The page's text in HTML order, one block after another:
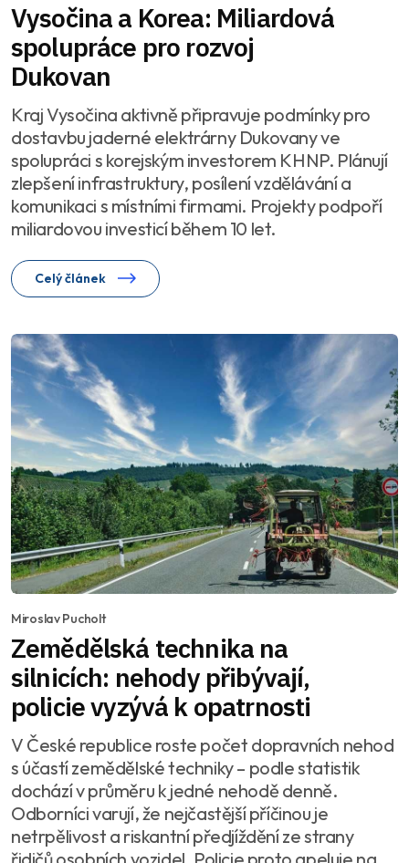
Vysočina a Korea: Miliardová
spolupráce pro rozvoj
Dukovan
Kraj Vysočina aktivně připravuje podmínky pro
dostavbu jaderné elektrárny Dukovany ve
spolupráci s korejským investorem KHNP. Plánují
zlepšení infrastruktury, posílení vzdělávání a
komunikaci s místními firmami. Projekty podpoří
miliardovou investicí během 10 let.
Celý článek
Miroslav Pucholt
Zemědělská technika na
silnicích: nehody přibývají,
policie vyzývá k opatrnosti
V České republice roste počet dopravních nehod
s účastí zemědělské techniky – podle statistik
dochází v průměru k jedné nehodě denně.
Odborníci varují, že nejčastější příčinou je
netrpělivost a riskantní předjíždění ze strany